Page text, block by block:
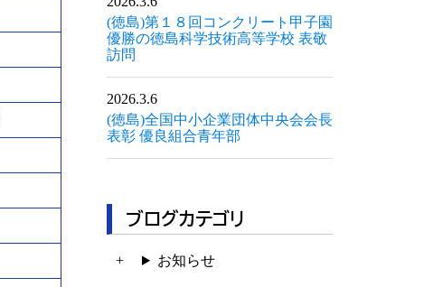
(徳島)第１８回コンクリート甲子園
優勝の徳島科学技術高等学校 表敬
訪問
2026.3.6
(徳島)全国中小企業団体中央会会長
表彰 優良組合青年部
ブログカテゴリ
お知らせ